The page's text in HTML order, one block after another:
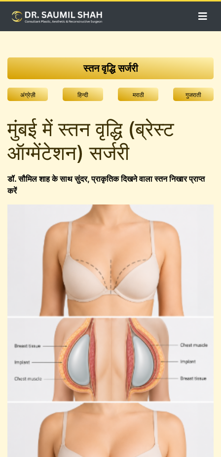
स्तन वृद्धि सर्जरी
अंग्रेज़ी हिन्दी मराठी गुजराती
मुंबई में स्तन वृद्धि (ब्रेस्ट
ऑग्मेंटेशन) सर्जरी
डॉ. सौमिल शाह के साथ सुंदर, प्राकृतिक दिखने वाला स्तन निखार प्राप्त
करें